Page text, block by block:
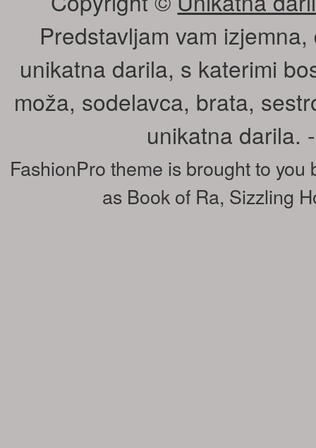
Predstavljam vam
unikatna darila, s katerimi
moža, sodelavca, brata,
unikatna darila.
FashionPro theme is brought to
as Book of Ra, Sizzling